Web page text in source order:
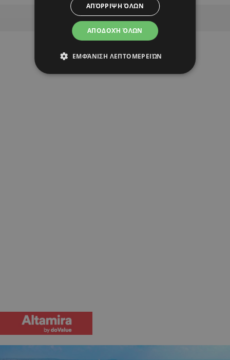
Advertisement
ΑΠΟΔΟΧΉ ΌΛΩΝ
ΑΠΌΡΡΙΨΗ ΌΛΩΝ
ΕΜΦΆΝΙΣΗ ΛΕΠΤΟΜΕΡΕΙΏΝ